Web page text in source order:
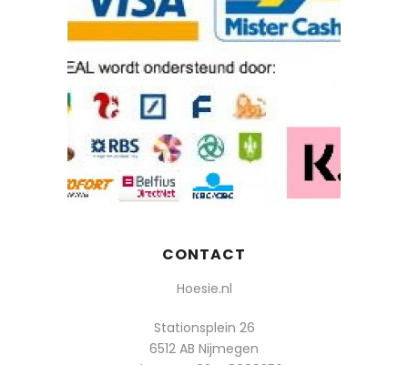
CONTACT
Hoesie.nl
Stationsplein 26
6512 AB Nijmegen